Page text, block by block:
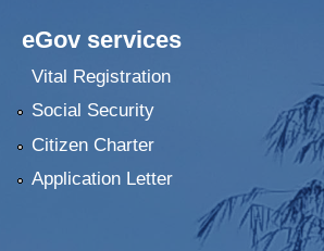
eGov services
Vital Registration
Social Security
Citizen Charter
Application Letter